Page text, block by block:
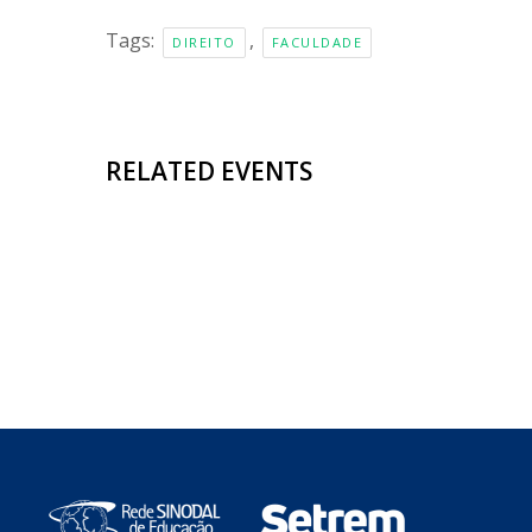
Tags: DIREITO , FACULDADE
RELATED EVENTS